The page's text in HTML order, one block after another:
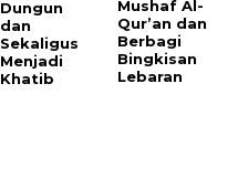
Dungun
dan
Sekaligus
Menjadi
Khatib
Mushaf Al-
Qur’an dan
Berbagi
Bingkisan
Lebaran